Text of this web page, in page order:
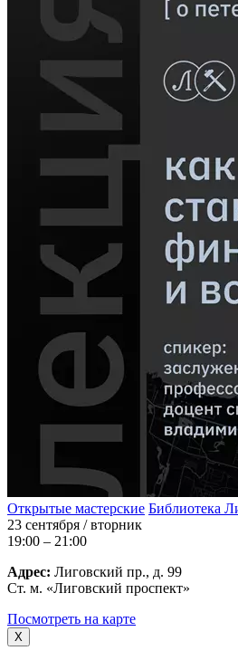
Открытые мастерские Библиотека
23 сентября / вторник
19:00 – 21:00
Адрес: Лиговский пр., д. 99
Ст. м. «Лиговский проспект»
Посмотреть на карте
X